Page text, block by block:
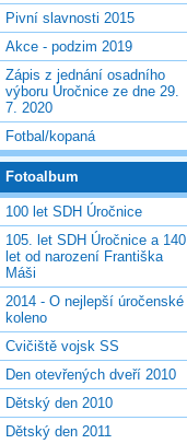
Pivní slavnosti 2015
Akce - podzim 2019
Zápis z jednání osadního
výboru Úročnice ze dne 29.
7. 2020
Fotbal/kopaná
Fotoalbum
100 let SDH Úročnice
105. let SDH Úročnice a 140.
let od narození Františka
Máši
2014 - O nejlepší úročenské
koleno
Cvičiště vojsk SS
Den otevřených dveří 2010
Dětský den 2010
Dětský den 2011